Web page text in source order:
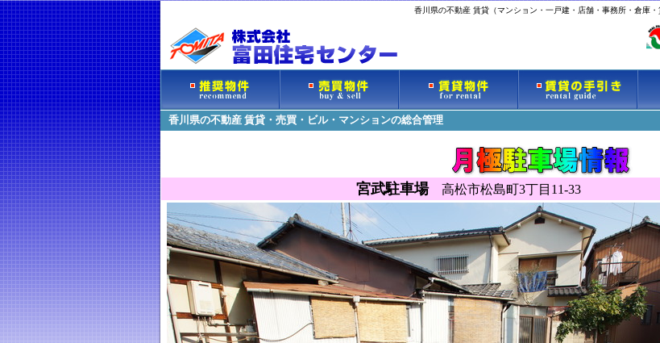
香川県の不動産 賃貸（マンション・一戸建・店舗・事務所・倉庫
香川県の不動産 賃貸・売買・ビル・マンションの総合管理
宮武駐車場高松市松島町3丁目11-33